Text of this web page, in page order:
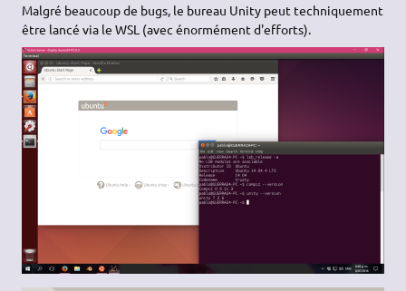
Malgré beaucoup de bugs, le bureau Unity peut techniquement
être lancé via le WSL (avec énormément d'efforts).